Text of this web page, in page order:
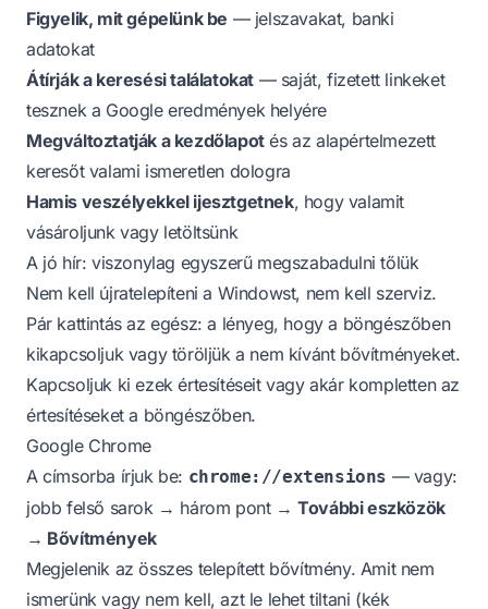
Figyelik, mit gépelünk be — jelszavakat, banki
adatokat
Átírják a keresési találatokat — saját, fizetett linkeket
tesznek a Google eredmények helyére
Megváltoztatják a kezdőlapotés az alapértelmezett
keresőt valami ismeretlen dologra
Hamis veszélyekkel ijesztgetnek, hogy valamit
vásároljunk vagy letöltsünk
A jó hír: viszonylag egyszerű megszabadulni tőlük
Nem kell újratelepíteni a Windowst, nem kell szerviz.
Pár kattintás az egész: a lényeg, hogy a böngészőben
kikapcsoljuk vagy töröljük a nem kívánt bővítményeket.
Kapcsoljuk ki ezek értesítéseit vagy akár kompletten az
értesítéseket a böngészőben.
Google Chrome
A címsorba írjuk be: chrome://extensions — vagy:
jobb felső sarok → három pont →További eszközök
→ Bővítmények
Megjelenik az összes telepített bővítmény. Amit nem
ismerünk vagy nem kell, azt le lehet tiltani (kék